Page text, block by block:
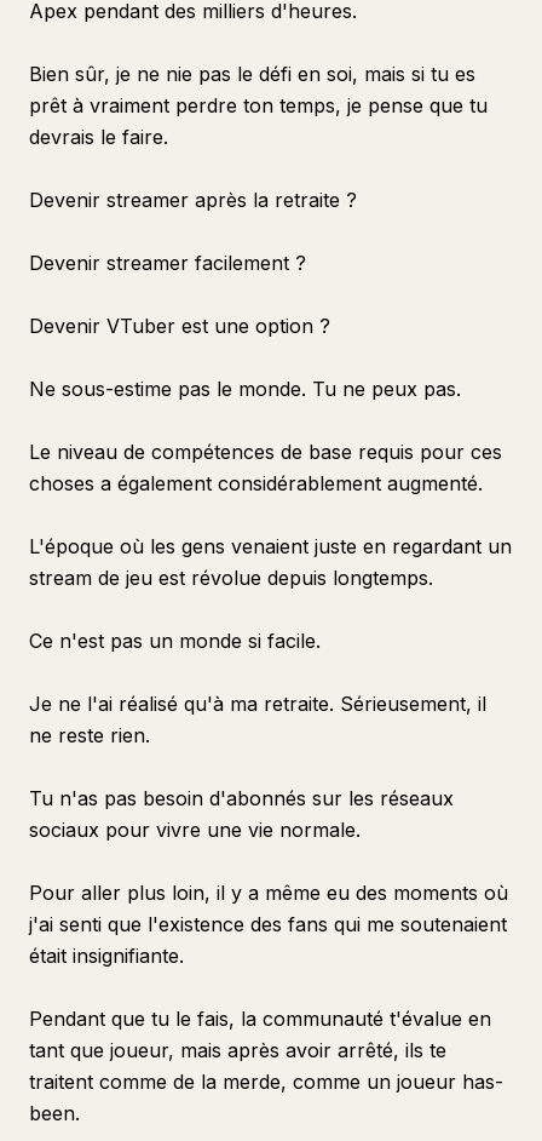
Apex pendant des milliers d'heures.
Bien sûr, je ne nie pas le défi en soi, mais si tu es
prêt à vraiment perdre ton temps, je pense que tu
devrais le faire.
Devenir streamer après la retraite ?
Devenir streamer facilement ?
Devenir VTuber est une option ?
Ne sous-estime pas le monde. Tu ne peux pas.
Le niveau de compétences de base requis pour ces
choses a également considérablement augmenté.
L'époque où les gens venaient juste en regardant un
stream de jeu est révolue depuis longtemps.
Ce n'est pas un monde si facile.
Je ne l'ai réalisé qu'à ma retraite. Sérieusement, il
ne reste rien.
Tu n'as pas besoin d'abonnés sur les réseaux
sociaux pour vivre une vie normale.
Pour aller plus loin, il y a même eu des moments où
j'ai senti que l'existence des fans qui me soutenaient
était insignifiante.
Pendant que tu le fais, la communauté t'évalue en
tant que joueur, mais après avoir arrêté, ils te
traitent comme de la merde, comme un joueur has-
been.